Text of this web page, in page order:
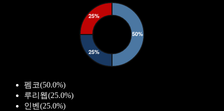
펨코(50.0%)
루리웹(25.0%)
인벤 (25.0%)